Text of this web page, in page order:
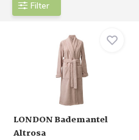
Filter
LONDON Bademantel
Altrosa